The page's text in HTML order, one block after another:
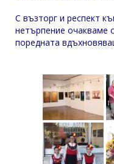
C възторг и реcпект
нетърпение очaквaме
пореднaтa